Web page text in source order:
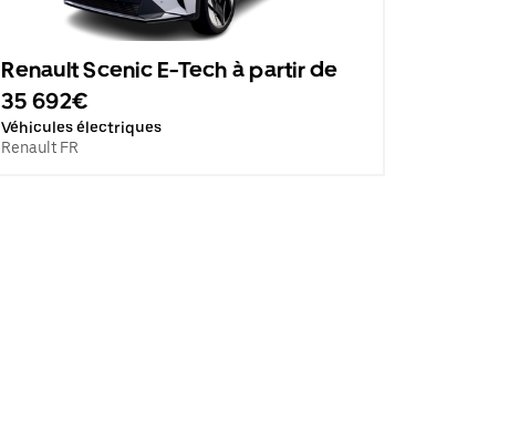
Renault Scenic E-Tech à partir de
35 692€
Véhicules électriques
Renault FR